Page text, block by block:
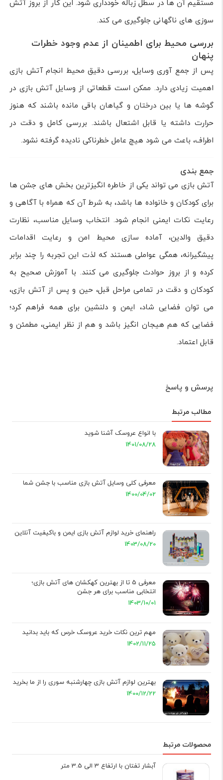
مستقیم آن ها در سطل زباله خودداری شود. این کار از بروز آتش
سوزی های ناگهانی جلوگیری می کند.
بررسی محیط برای اطمینان از عدم وجود خطرات
پنهان
پس از جمع آوری وسایل، بررسی دقیق محیط انجام آتش بازی
اهمیت زیادی دارد. ممکن است قطعاتی از وسایل آتش بازی در
گوشه ها یا بین درختان و گیاهان باقی مانده باشند که هنوز
حرارت داشته یا قابل اشتعال باشند. بررسی کامل و دقت در
اطراف، باعث می شود هیچ عامل خطرناکی نادیده گرفته نشود.
جمع بندی
آتش بازی می تواند یکی از خاطره انگیزترین بخش های جشن ها
برای کودکان و خانواده ها باشد، به شرط آن که همراه با آگاهی و
رعایت نکات ایمنی انجام شود. انتخاب وسایل مناسب، نظارت
دقیق والدین، آماده سازی محیط امن و رعایت اقدامات
پیشگیرانه، همگی عواملی هستند که لذت این تجربه را چند برابر
کرده و از بروز حوادث جلوگیری می کنند. با آموزش صحیح به
کودکان و دقت در تمامی مراحل قبل، حین و پس از آتش بازی،
می توان فضایی شاد، ایمن و دلنشین برای همه فراهم کرد؛
فضایی که هم هیجان انگیز باشد و هم از نظر ایمنی، مطمئن و
قابل اعتماد.
پرسش و پاسخ
مطالب مرتبط
با انواع عروسک آشنا شوید
1401/08/28
معرفی کلی وسایل آتش بازی مناسب با جشن شما
1400/04/02
راهنمای خرید لوازم آتش بازی ایمن و باکیفیت آنلاین
1403/08/20
معرفی 5 تا از بهترین کهکشان های آتش بازی؛
انتخابی مناسب برای هر جشن
1403/10/01
مهم‌ ترین نکات خرید عروسک خرس که باید بدانید
1402/11/25
بهترین لوازم آتش بازی چهارشنبه سوری را از ما بخرید
1400/12/22
محصولات مرتبط
آبشار تفتان با ارتفاع 3 الی 3.5 متر